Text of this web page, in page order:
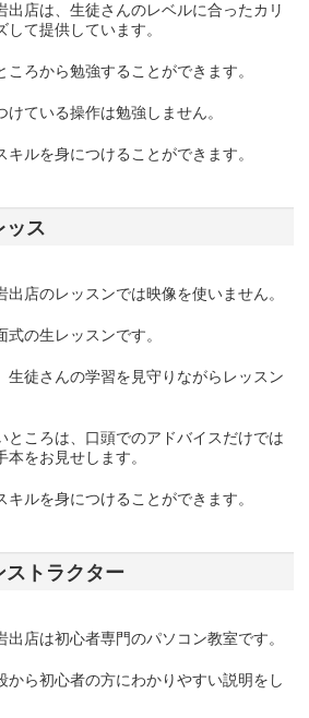
出店は、生徒さんのレベルに合ったカリ
て提供しています。
ろから勉強することができます。
ている操作は勉強しません。
ルを身につけることができます。
ッス
店のレッスンでは映像を使いません。
の生レッスンです。
生徒さんの学習を見守りながらレッスン
ところは、口頭でのアドバイスだけでは
をお見せします。
ルを身につけることができます。
ストラクター
店は初心者専門のパソコン教室です。
から初心者の方にわかりやすい説明をし